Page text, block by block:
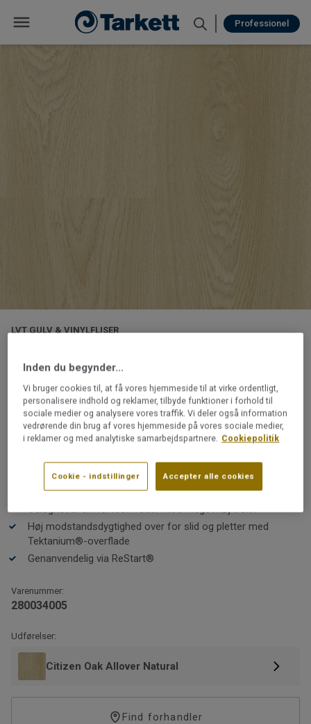
Professionel
LVT GULV & VINYLFLISER
Oak Allover Natural
Fremstillet i Frankrig
37 design og 5 formater
17 dB trinlydsdæmpning
Bedste trommelydsniveau (dæmpning af rumstøjen)
klasse A ≤65dB
Kan kombineres med DESSO tæppefliser
Velegnet til erhvervsområder med meget høj trafik
Høj modstandsdygtighed over for slid og pletter med
Tektanium®-overflade
Genanvendelig via ReStart®
Varenummer:
280034005
Udførelser:
Citizen Oak Allover Natural
Find forhandler
Inden du begynder...
Vi bruger cookies til, at få vores hjemmeside til at virke ordentligt,
personalisere indhold og reklamer, tilbyde funktioner i forhold til
sociale medier og analysere vores traffik. Vi deler også information
vedrørende din brug af vores hjemmeside på vores sociale medier,
i reklamer og med analytiske samarbejdspartnere. Cookiepolitik
Cookie - indstillinger Accepter alle cookies